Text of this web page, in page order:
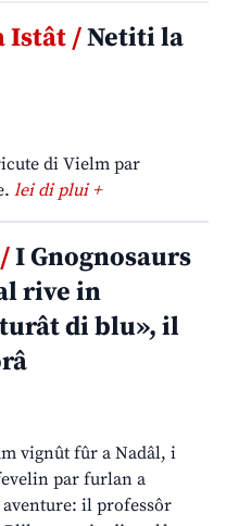
Istât /Netiti la
di Vielm par
lei di plui +
I Gnognosaurs
rive in
di blu», il
vignût fûr a Nadâl, i
par furlan a
il professôr